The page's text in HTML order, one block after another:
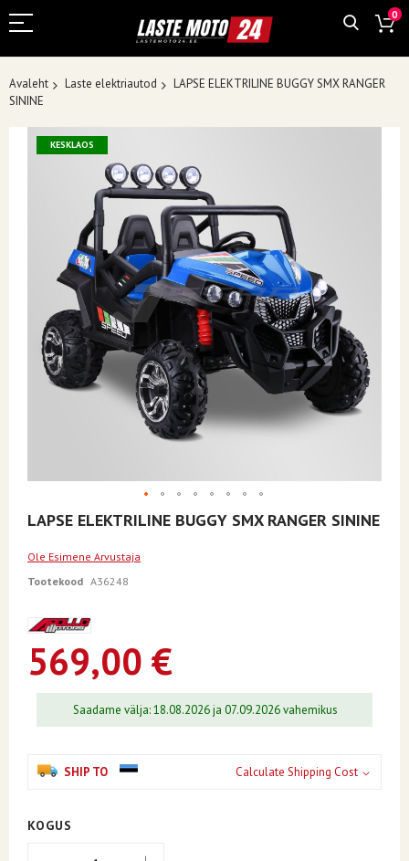
0
Avaleht Laste elektriautod
LAPSE ELEKTRILINE BUGGY SMX RANGER
SININE
Skip
KESKLAOS
Skip
to
beginning
of
gallery
LAPSE ELEKTRILINE BUGGY SMX RANGER SININE
Ole Esimene Arvustaja
Tootekood A36248
569,00 €
Saadame välja: 18.08.2026 ja 07.09.2026 vahemikus
SHIP TO Calculate Shipping Cost
KOGUS